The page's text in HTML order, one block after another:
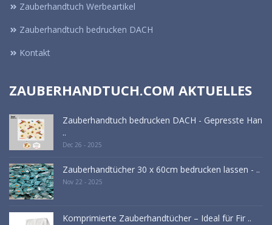
Zauberhandtuch Werbeartikel
Zauberhandtuch bedrucken DACH
Kontakt
ZAUBERHANDTUCH.COM AKTUELLES
Zauberhandtuch bedrucken DACH - Gepresste Han
..
Dec 26 - 2025
Zauberhandtücher 30 x 60cm bedrucken lassen - ..
Nov 22 - 2025
Komprimierte Zauberhandtücher – Ideal für Fir ..